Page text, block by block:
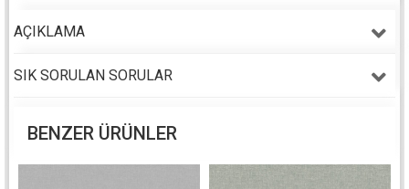
AÇIKLAMA
SIK SORULAN SORULAR
BENZER ÜRÜNLER